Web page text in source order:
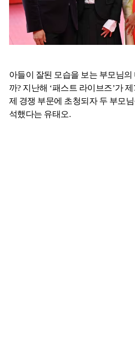
아들이 잘된 모습을 보는 부모님
까? 지난해 ‘패스트 라이브즈’가
제 경쟁 부문에 초청되자 두 부모
석했다는 유태오.